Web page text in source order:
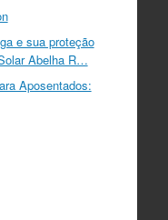
e sua proteção
Abelha R…
Aposentados: